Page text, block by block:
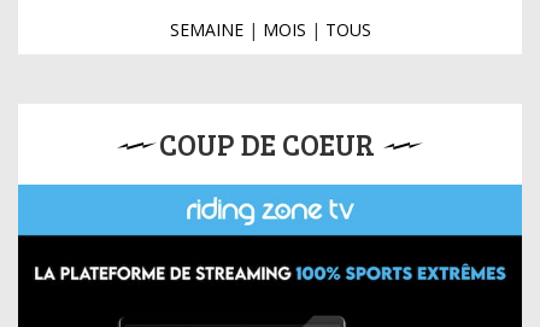
SEMAINE| MOIS | TOUS
COUP DE COEUR